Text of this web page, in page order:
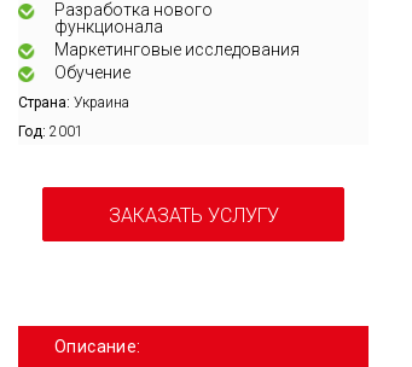
Разработка нового
функционала
Маркетинговые исследования
Обучение
Страна: Украина
Год: 2001
ЗАКАЗАТЬ УСЛУГУ
Описание: